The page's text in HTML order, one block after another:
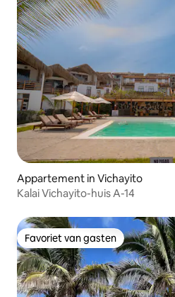
Appartement in Vichayito
Kalai Vichayito-huis A-14
Favoriet van gasten
Favoriet van gasten